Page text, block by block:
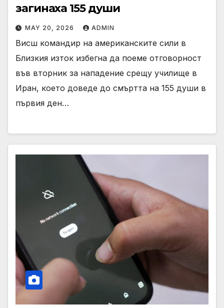
загинаха 155 души
MAY 20, 2026 ADMIN
Висш командир на американските сили в
Близкия изток избегна да поеме отговорност
във вторник за нападение срещу училище в
Иран, което доведе до смъртта на 155 души в
първия ден…